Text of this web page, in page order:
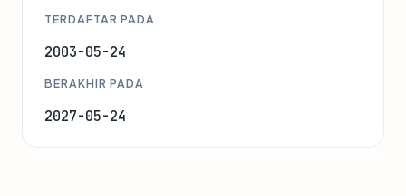
TERDAFTAR PADA
2003-05-24
BERAKHIR PADA
2027-05-24